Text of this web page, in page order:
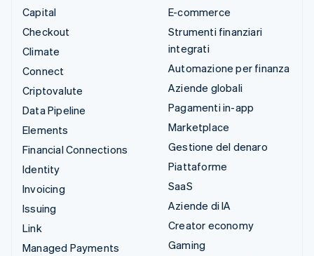
Capital
Checkout
Climate
Connect
Criptovalute
Data Pipeline
Elements
Financial Connections
Identity
Invoicing
Issuing
Link
Managed Payments
E-commerce
Strumenti finanziari
integrati
Automazione per finanza
Aziende globali
Pagamenti in-app
Marketplace
Gestione del denaro
Piattaforme
SaaS
Aziende di IA
Creator economy
Gaming